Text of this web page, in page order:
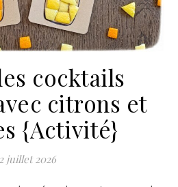
cocktails
citrons et
{Activité}
juillet 2026